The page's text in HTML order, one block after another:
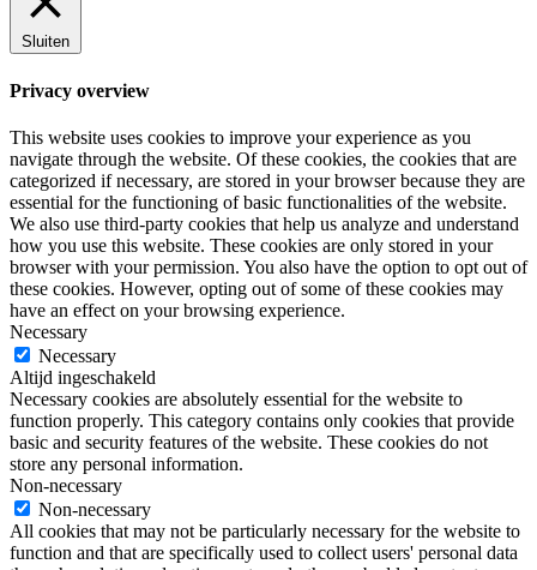
Sluiten
Privacy overview
This website uses cookies to improve your experience as you
navigate through the website. Of these cookies, the cookies that are
categorized if necessary, are stored in your browser because they are
essential for the functioning of basic functionalities of the website.
We also use third-party cookies that help us analyze and understand
how you use this website. These cookies are only stored in your
browser with your permission. You also have the option to opt out of
these cookies. However, opting out of some of these cookies may
have an effect on your browsing experience.
Necessary
Necessary
Altijd ingeschakeld
Necessary cookies are absolutely essential for the website to
function properly. This category contains only cookies that provide
basic and security features of the website. These cookies do not
store any personal information.
Non-necessary
Non-necessary
All cookies that may not be particularly necessary for the website to
function and that are specifically used to collect users' personal data